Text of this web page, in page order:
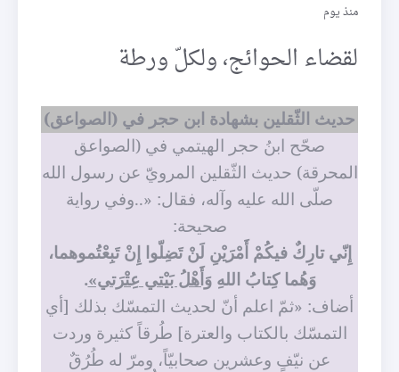
منذ يوم
لقضاء الحوائج، ولكلّ ورطة
حديث الثّقلين بشهادة ابن حجر في (الصواعق)
صحّح ابنُ حجر الهيتمي في (الصواعق
المحرقة) حديث الثّقلين المرويّ عن رسول الله
صلّى الله عليه وآله، فقال: «..وفي رواية
صحيحة:
إِنّي تارِكٌ فيكُمْ أَمْرَيْنِ لَنْ تَضِلّوا إِنْ تَبِعْتُموهما،
وَهُما كِتابُ اللهِوَأَهْلُ بَيْتي عِتْرَتي».
أضاف: «ثمّ اعلم أنّ لحديث التمسّك بذلك [أي
التمسّك بالكتاب والعترة] طُرقاً كثيرة وردت
عن نيّفٍ وعشرين صحابيّاً، ومرّ له طُرُقٌ